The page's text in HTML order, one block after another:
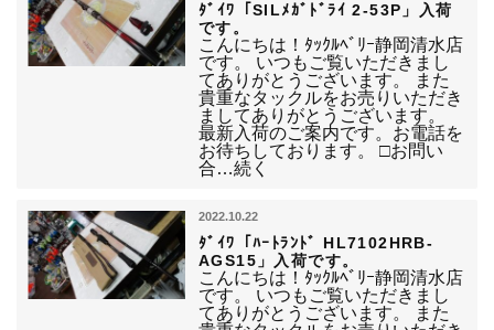
ﾀﾞｲﾜ「SILﾒｶﾞﾄﾞﾗｲ 2-53P」入荷
です。
こんにちは！ﾀｯｸﾙﾍﾞﾘｰ静岡清水店
です。 いつもご覧いただきまし
てありがとうございます。 また
貴重なタックルをお売りいただき
ましてありがとうございます。
最新入荷のご案内です。お電話を
お待ちしております。 □お問い
合…続く
2022.10.22
ﾀﾞｲﾜ「ﾊｰﾄﾗﾝﾄﾞ HL7102HRB-
AGS15」入荷です。
こんにちは！ﾀｯｸﾙﾍﾞﾘｰ静岡清水店
です。 いつもご覧いただきまし
てありがとうございます。 また